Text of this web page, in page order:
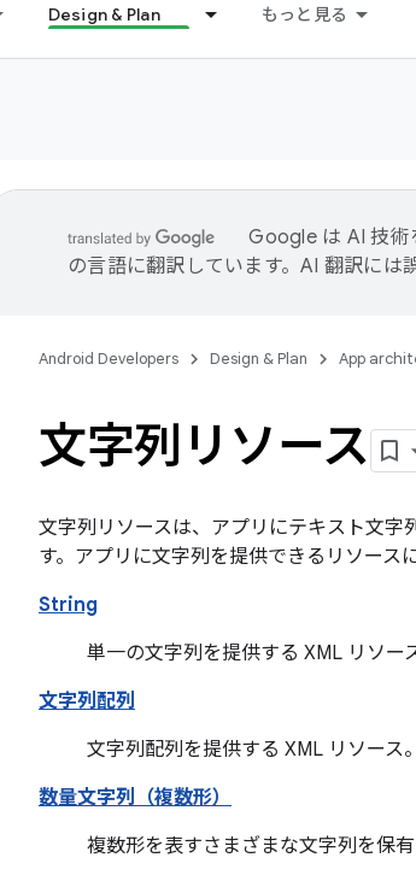
Design & Plan もっと見る
Google は AI 技術
の言語に翻訳しています。AI 翻訳には
Android Developers Design & Plan App
文字列リソース
文字列リソースは、アプリにテキスト文
す。アプリに文字列を提供できるリソース
String
単一の文字列を提供する XML リソー
文字列配列
文字列配列を提供する XML リソース。
数量文字列（複数形）
複数形を表すさまざまな文字列を保有